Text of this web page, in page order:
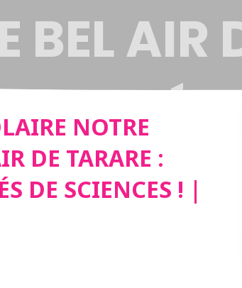
BEL AIR
! |
NOTRE
DE TARARE :
DE SCIENCES ! |